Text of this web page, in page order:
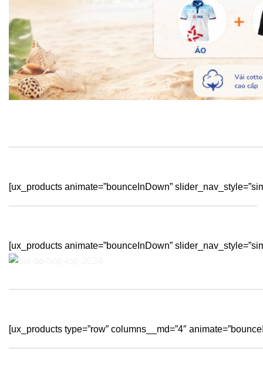
[ux_products animate=”bounceInDown”
[ux_products animate=”bounceInDown”
[ux_products type=”row” columns__md=”4″